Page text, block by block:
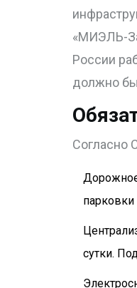
«МИЭЛЬ-
России
должно
Согласно
парковки
сутки.